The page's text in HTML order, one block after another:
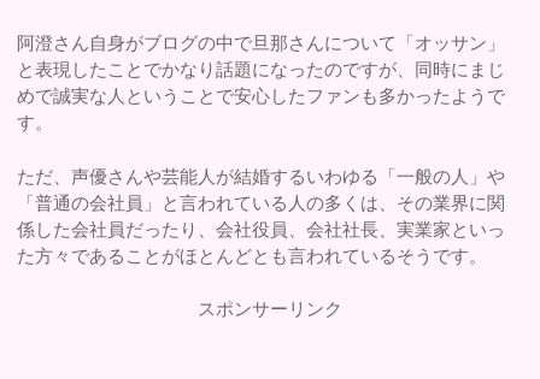
阿澄さん自身がブログの中で旦那さんについて「オッサン」
と表現したことでかなり話題になったのですが、同時にまじ
めで誠実な人ということで安心したファンも多かったようで
す。
ただ、声優さんや芸能人が結婚するいわゆる「一般の人」や
「普通の会社員」と言われている人の多くは、その業界に関
係した会社員だったり、会社役員、会社社長、実業家といっ
た方々であることがほとんどとも言われているそうです。
スポンサーリンク